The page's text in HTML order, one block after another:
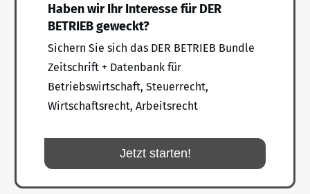
Haben wir Ihr Interesse für DER
BETRIEB geweckt?
Sichern Sie sich das DER BETRIEB Bundle
Zeitschrift + Datenbank für
Betriebswirtschaft, Steuerrecht,
Wirtschaftsrecht, Arbeitsrecht
Jetzt starten!